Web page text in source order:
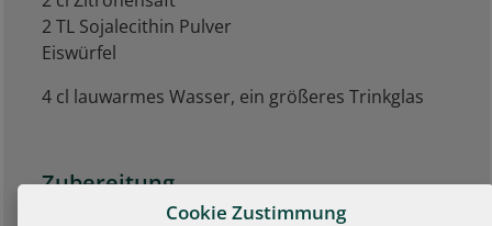
2 TL Sojalecithin Pulver
Eiswürfel
4 cl lauwarmes Wasser, ein größeres Trinkglas
Zubereitung
Cookie Zustimmung